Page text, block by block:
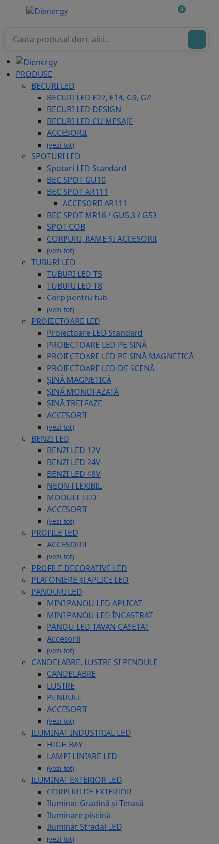
0
PRODUSE
BECURI LED
BECURI LED E27, E14, G9, G4
BECURI LED DESIGN
BECURI LED CU MESAJE
ACCESORII
(vezi tot)
SPOTURI LED
Spoturi LED Standard
BEC SPOT GU10
BEC SPOT AR111
ACCESORII AR111
BEC SPOT MR16 / GU5.3 / G53
SPOT COB
CORPURI, RAME ȘI ACCESORII
(vezi tot)
TUBURI LED
TUBURI LED T5
TUBURI LED T8
Corp pentru tub
(vezi tot)
PROIECTOARE LED
Proiectoare LED Standard
PROIECTOARE LED PE ȘINĂ
PROIECTOARE LED PE ȘINĂ MAGNETICĂ
PROIECTOARE LED DE SCENĂ
ȘINĂ MAGNETICĂ
ȘINĂ MONOFAZATĂ
ȘINĂ TREI FAZE
ACCESORII
(vezi tot)
BENZI LED
BENZI LED 12V
BENZI LED 24V
BENZI LED 48V
NEON FLEXIBIL
MODULE LED
ACCESORII
(vezi tot)
PROFILE LED
ACCESORII
(vezi tot)
PROFILE DECORATIVE LED
PLAFONIERE și APLICE LED
PANOURI LED
MINI PANOU LED APLICAT
MINI PANOU LED ÎNCASTRAT
PANOU LED TAVAN CASETAT
Accesorii
(vezi tot)
CANDELABRE, LUSTRE ȘI PENDULE
CANDELABRE
LUSTRE
PENDULE
ACCESORII
(vezi tot)
ILUMINAT INDUSTRIAL LED
HIGH BAY
LAMPI LINIARE LED
(vezi tot)
ILUMINAT EXTERIOR LED
CORPURI DE EXTERIOR
Iluminat Gradină și Terasă
Iluminare piscină
Iluminat Stradal LED
(vezi tot)